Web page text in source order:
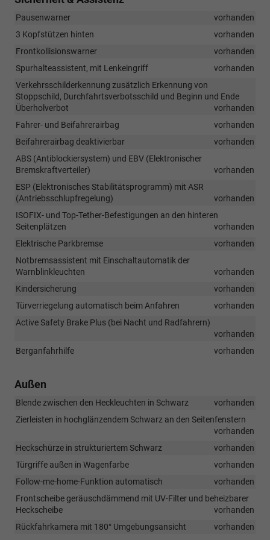
Pausenwarner
vorhanden
3 Kopfstützen hinten
vorhanden
Frontkollisionswarner
vorhanden
Spurhalteassistent, mit Lenkeingriff
vorhanden
Verkehrsschilderkennung zusätzlich Erkennung von
Stoppschild, Durchfahrtsverbotsschild und Beginn und Ende
Überholverbot
vorhanden
Fahrer- und Beifahrerairbag
vorhanden
Beifahrerairbag deaktivierbar
vorhanden
ABS (Antiblockiersystem) und EBV (Elektronischer
Bremskraftverteiler)
vorhanden
ESP (Elektronisches Stabilitätsprogramm) mit ASR
(Antriebsschlupfregelung)
vorhanden
ISOFIX- und Top-Tether-Befestigungen an den hinteren
Seitenplätzen
vorhanden
Elektrische Parkbremse
vorhanden
Notbremsassistent mit Einschaltautomatik der
Warnblinkleuchten
vorhanden
Kindersicherung
vorhanden
Türverriegelung automatisch beim Anfahren
vorhanden
Active Safety Brake Plus (bei Nacht und Radfahrern)
vorhanden
Berganfahrhilfe
vorhanden
Außen
Blende zwischen den Heckleuchten in Schwarz
vorhanden
Zierleisten in hochglänzendem Schwarz an den Seitenfenstern
vorhanden
Heckschürze in strukturiertem Schwarz
vorhanden
Türgriffe außen in Wagenfarbe
vorhanden
Follow-me-home-Funktion automatisch
vorhanden
Frontscheibe geräuschdämmend mit UV-Filter und beheizbarer
Heckscheibe
vorhanden
Rückfahrkamera mit 180° Umgebungsansicht
vorhanden